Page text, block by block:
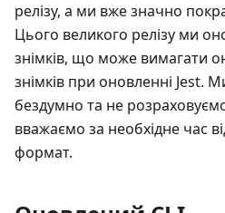
релізу, а ми вже значно
Цього великого релізу ми
знімків, що може вимагати
знімків при оновленні Jest.
бездумно та не
вважаємо за необхідне час
формат.